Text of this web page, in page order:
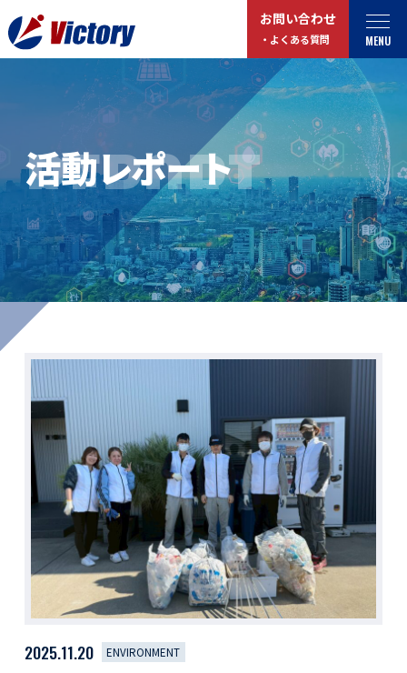
MENU
お問い合わせ
・よくある質問
事業紹介
総合解体 / 解体事業
産業廃棄物収集/ 運搬
企業概要
私たちについて
サステナビリティ
活動レポート
最新情報
お役立ちコラム
プライバシーポリシー
お問い合わせ
よくある質問
採用情報
社員紹介
社員インタビュー
育休取得者インタビュー
福利厚生
募集要項一覧
ドライバー職場体験
採用エントリー
よくある質問
Social link
活動レポート
REPORT
2025.11.20 ENVIRONMENT